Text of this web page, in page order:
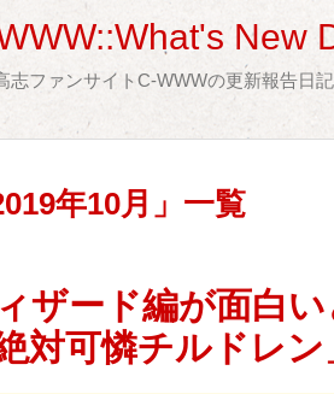
New
志ファンサイトC-WWWの更新報告日
年10月 」 一覧
ザード編が面白
絶対可憐チルドレ